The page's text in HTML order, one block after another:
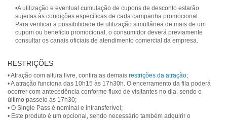
•A utilização e eventual cumulação de cupons de desconto estarão
sujeitas às condições específicas de cada campanha promocional.
Para verificar a possibilidade de utilização simultânea de mais de um
cupom ou benefício promocional, o consumidor deverá previamente
consultar os canais oficiais de atendimento comercial da empresa.
RESTRIÇÕES
• Atração com altura livre, confira as demais restrições da atração;
• A atração funciona das 10h15 às 17h30h. O encerramento da fila poderá
ocorrer com antecedência conforme fluxo de visitantes no dia, sendo o
último passeio às 17h30;
• O Single Pass é nominal e intransferível;
• Este produto é um opcional, sendo necessário também adquirir o